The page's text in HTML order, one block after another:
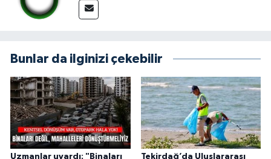
Bunlar da ilginizi çekebilir
Uzmanlar uyardı: "Binaları Tekirdağ’da Uluslararası